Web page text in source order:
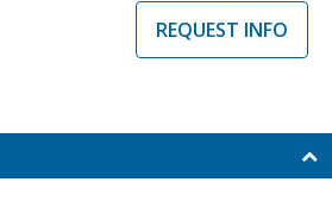
REQUEST INFO